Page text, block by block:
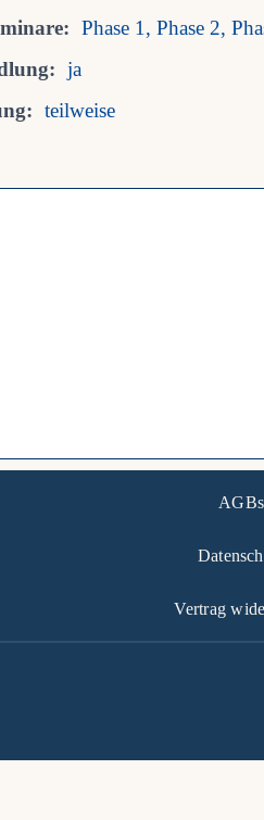
Phase 1, Phase 2,
ja
teilweise
AGBs
Vertrag